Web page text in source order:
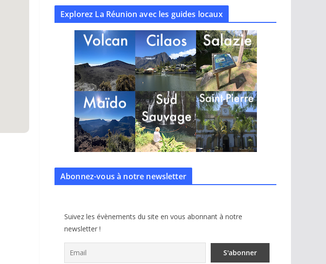
Explorez La Réunion avec les guides locaux
Abonnez-vous à notre newsletter
Suivez les évènements du site en vous abonnant à notre
newsletter !